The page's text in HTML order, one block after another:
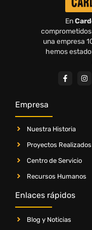
En
una empresa
hemos
Empresa
Nuestra Historia
Proyectos Realizados
Centro de Servicio
Recursos Humanos
Enlaces rápidos
Blog y Noticias